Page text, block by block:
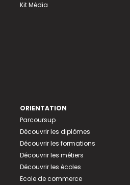
Kit Média
ORIENTATION
Parcoursup
Découvrir les diplômes
Découvrir les formations
Découvrir les métiers
Découvrir les écoles
Ecole de commerce